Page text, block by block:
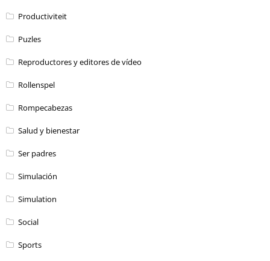
Productiviteit
Puzles
Reproductores y editores de vídeo
Rollenspel
Rompecabezas
Salud y bienestar
Ser padres
Simulación
Simulation
Social
Sports